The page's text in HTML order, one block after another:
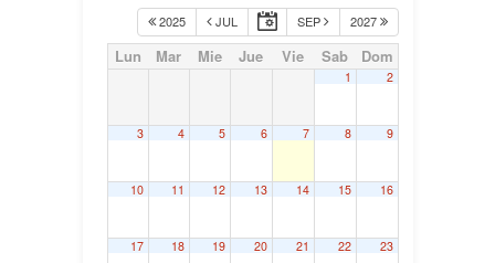
2025 JUL SEP 2027
Lun Mar Mie Jue Vie Sab Dom
1 2
3 4 5 6 7 8 9
10 11 12 13 14 15 16
17 18 19 20 21 22 23